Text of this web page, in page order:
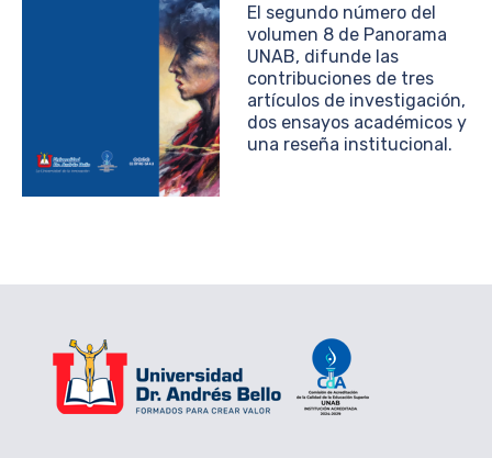
El segundo número del
volumen 8 de Panorama
UNAB, difunde las
contribuciones de tres
artículos de investigación,
dos ensayos académicos y
una reseña institucional.